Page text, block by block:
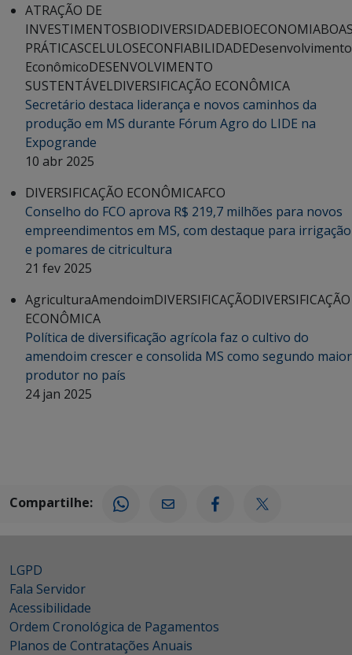
ATRAÇÃO DE
INVESTIMENTOSBIODIVERSIDADEBIOECONOMIA
PRÁTICASCELULOSECONFIABILIDADEDesenvolvimento
EconômicoDESENVOLVIMENTO
SUSTENTÁVELDIVERSIFICAÇÃO ECONÔMICA
Secretário destaca liderança e novos caminhos da
produção em MS durante Fórum Agro do LIDE na
Expogrande
10 abr 2025
DIVERSIFICAÇÃO ECONÔMICAFCO
Conselho do FCO aprova R$ 219,7 milhões para novos
empreendimentos em MS, com destaque para irrigação
e pomares de citricultura
21 fev 2025
AgriculturaAmendoimDIVERSIFICAÇÃODIVERSIFICAÇÃO
ECONÔMICA
Política de diversificação agrícola faz o cultivo do
amendoim crescer e consolida MS como segundo maior
produtor no país
24 jan 2025
Compartilhe:
LGPD
Fala Servidor
Acessibilidade
Ordem Cronológica de Pagamentos
Planos de Contratações Anuais